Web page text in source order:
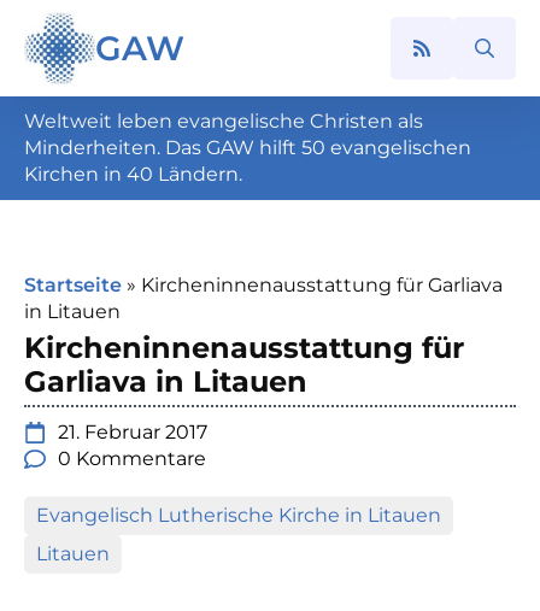
GAW
Search
Weltweit leben evangelische Christen als
Minderheiten. Das GAW hilft 50 evangelischen
Kirchen in 40 Ländern.
Startseite » Kircheninnenausstattung für Garliava
in Litauen
Kircheninnenausstattung für
Garliava in Litauen
21. Februar 2017
0 Kommentare
Evangelisch Lutherische Kirche in Litauen
Litauen